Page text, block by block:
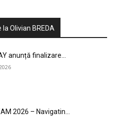
Olivian BREDA
anunță finalizare...
2026 – Navigatin...